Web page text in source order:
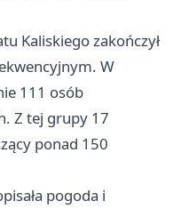
Kaliskiego zakończył
W
111 osób
Z tej grupy 17
ponad 150
pogoda i